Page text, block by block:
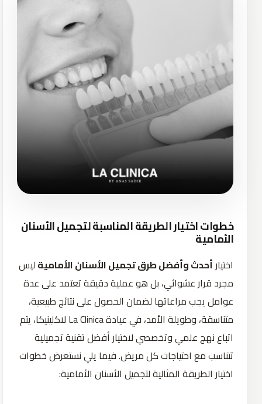
خطوات اختيار الطريقة المناسبة لتجميل الأسنان
الأمامية
اختيار أحدث وأفضل طرق تجميل الأسنان الأمامية ليس
مجرد قرار عشوائي، بل هو عملية دقيقة تعتمد على عدة
عوامل يجب مراعاتها لضمان الحصول على نتائج طبيعية،
متناسقة، وطويلة الأمد، في عيادة La Clinica لاكلينيكا، يتم
اتباع نهج علمي وتخصصي لاختيار أفضل تقنية تجميلية
تتناسب مع احتياجات كل مريض. فيما يلي نستعرض خطوات
اختيار الطريقة المثالية لتجميل الأسنان الأمامية: